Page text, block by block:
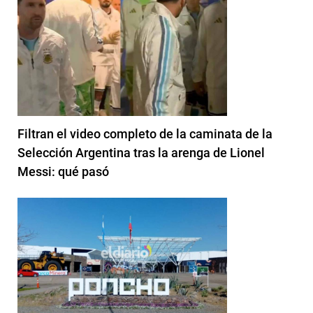
Filtran el video completo de la caminata de la
Selección Argentina tras la arenga de Lionel
Messi: qué pasó